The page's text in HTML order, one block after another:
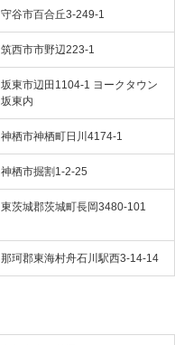
守谷市百合丘3-249-1
筑西市市野辺223-1
坂東市辺田1104-1 ヨークタウン
坂東内
神栖市神栖町日川4174-1
神栖市掘割1-2-25
東茨城郡茨城町長岡3480-101
那珂郡東海村舟石川駅西3-14-14